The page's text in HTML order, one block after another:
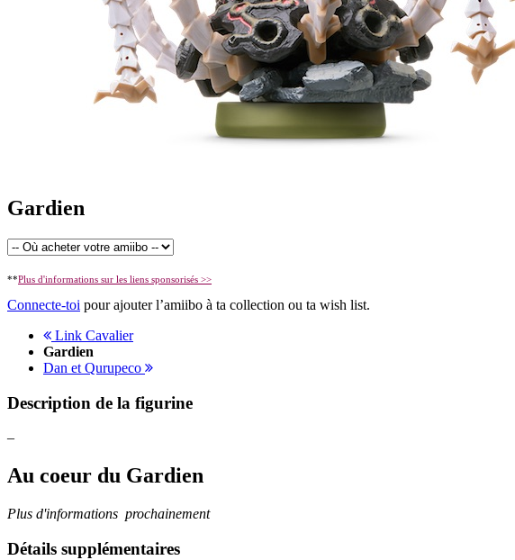
Gardien
**Plus d'informations sur les liens sponsorisés >>
Connecte-toi pour ajouter l’amiibo à ta collection ou ta wish list.
Link Cavalier
Gardien
Dan et Qurupeco
Description de la figurine
–
Au coeur du Gardien
Plus d'informations prochainement
Détails supplémentaires